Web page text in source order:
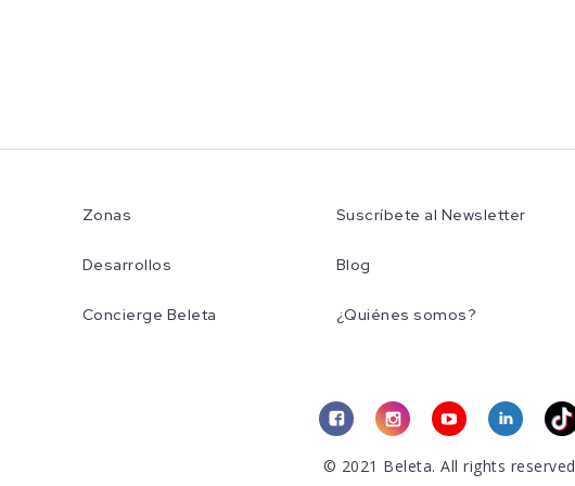
Zonas
Desarrollos
Concierge Beleta
Suscríbete al Newsletter
Blog
¿Quiénes somos?
© 2021 Beleta. All rights reserved